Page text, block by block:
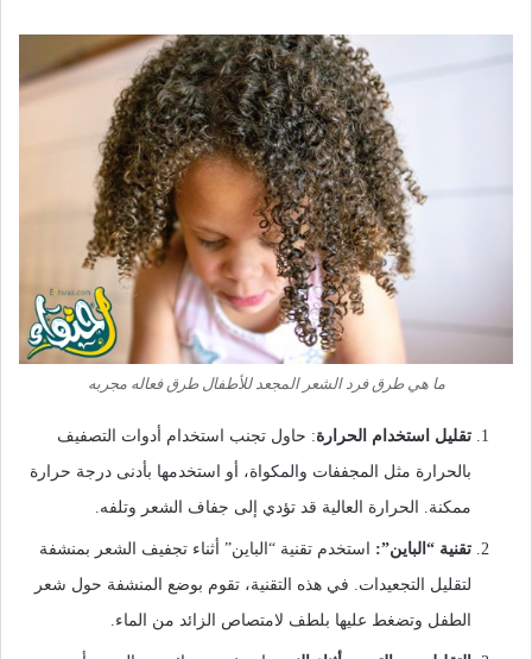
ما هي طرق فرد الشعر المجعد للأطفال طرق فعاله مجربه
تقليل استخدام الحرارة: حاول تجنب استخدام أدوات التصفيف
بالحرارة مثل المجففات والمكواة، أو استخدمها بأدنى درجة حرارة
ممكنة. الحرارة العالية قد تؤدي إلى جفاف الشعر وتلفه.
تقنية “الباين”: استخدم تقنية “الباين” أثناء تجفيف الشعر بمنشفة
لتقليل التجعيدات. في هذه التقنية، تقوم بوضع المنشفة حول شعر
الطفل وتضغط عليها بلطف لامتصاص الزائد من الماء.